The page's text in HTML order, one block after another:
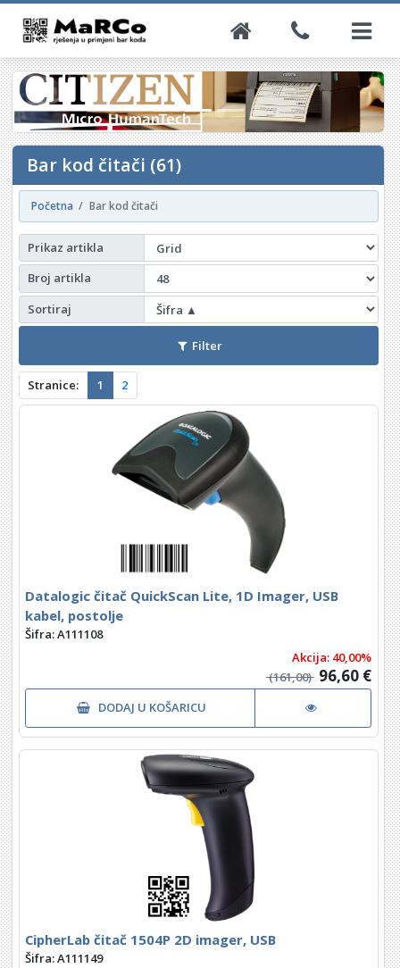
Bar kod čitači (61)
Početna Bar kod čitači
Prikaz artikla
Broj artikla
Sortiraj
Filter
Stranice: 1 2
Datalogic čitač QuickScan Lite, 1D Imager, USB
kabel, postolje
Šifra: A111108
Akcija: 40,00%
(161,00) 96,60 €
DODAJ U KOŠARICU
CipherLab čitač 1504P 2D imager, USB
Šifra: A111149